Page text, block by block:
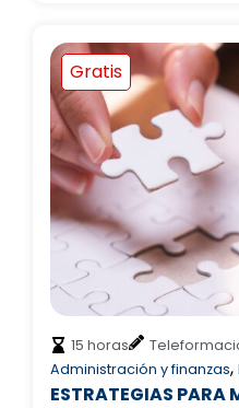
Gratis
15 horas
Administración y finanzas,
ESTRATEGIAS PARA